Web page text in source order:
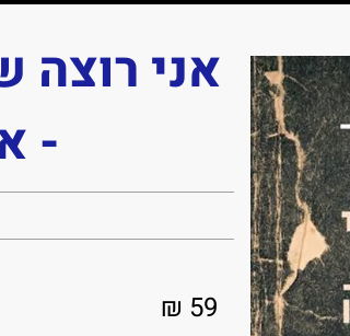
אני רוצה
-
59 ₪